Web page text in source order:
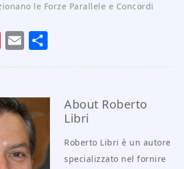
le Forze Parallele e Concordi
Pinterest
Email
About Roberto
Libri
Roberto Libri è un autore
specializzato nel fornire